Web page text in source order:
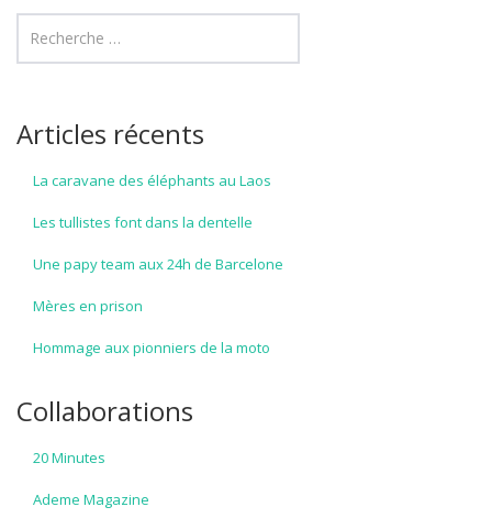
Articles récents
La caravane des éléphants au Laos
Les tullistes font dans la dentelle
Une papy team aux 24h de Barcelone
Mères en prison
Hommage aux pionniers de la moto
Collaborations
20 Minutes
Ademe Magazine